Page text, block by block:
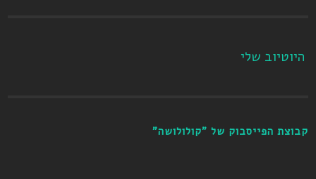
היוטיוב שלי
קבוצת הפייסבוק של "קולולושה"